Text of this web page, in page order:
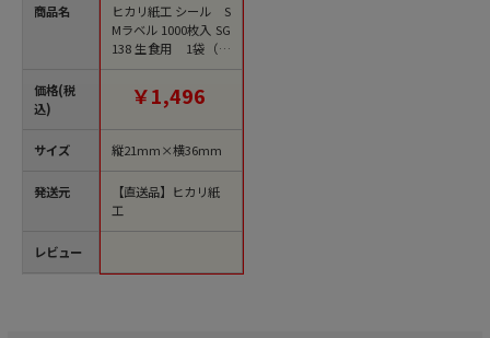
商品名
価格(税
込)
サイズ
発送元
レビュー
ヒカリ紙工 シール S
Mラベル 1000枚入 SG
138 生食用 1袋（ご
注文単位1袋）【直送
￥1,496
縦21mm×横36mm
【直送品】ヒカリ紙
工